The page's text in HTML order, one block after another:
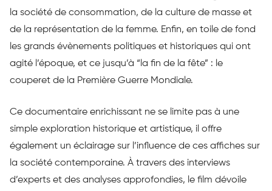
la société de consommation, de la culture de masse et
de la représentation de la femme. Enfin, en toile de fond
les grands évènements politiques et historiques qui ont
agité l’époque, et ce jusqu’à “la fin de la fête” : le
couperet de la Première Guerre Mondiale.
Ce documentaire enrichissant ne se limite pas à une
simple exploration historique et artistique, il offre
également un éclairage sur l’influence de ces affiches sur
la société contemporaine. À travers des interviews
d’experts et des analyses approfondies, le film dévoile